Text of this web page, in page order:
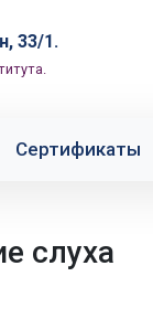
33/1.
Сертификаты
слуха